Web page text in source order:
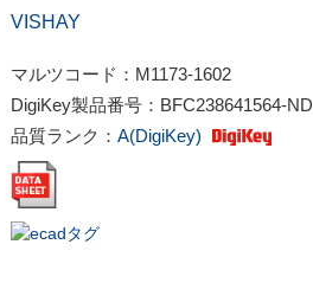
VISHAY
マルツコード： M1173-1602
DigiKey製品番号： BFC238641564-ND
品質ランク： A(DigiKey)